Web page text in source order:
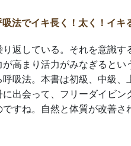
法でイキ長く！太く！イキ
返している。それを意識す
高まり活力がみなぎるとい
吸法。本書は初級、中級
出会って、フリーダイビン
すね。自然と体質が改善さ